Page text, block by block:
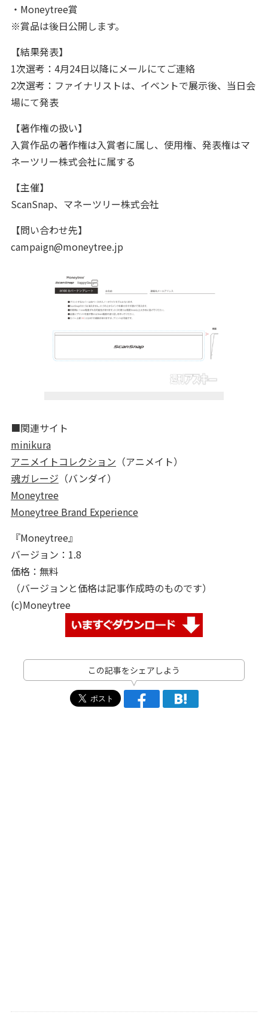
・Moneytree賞
※賞品は後日公開します。
【結果発表】
1次選考：4月24日以降にメールにてご連絡
2次選考：ファイナリストは、イベントで展示後、当日会
場にて発表
【著作権の扱い】
入賞作品の著作権は入賞者に属し、使用権、発表権はマ
ネーツリー株式会社に属する
【主催】
ScanSnap、マネーツリー株式会社
【問い合わせ先】
campaign@moneytree.jp
■関連サイト
minikura
アニメイトコレクション （アニメイト）
魂ガレージ （バンダイ）
Moneytree
Moneytree Brand Experience
『Moneytree』
バージョン：1.8
価格：無料
（バージョンと価格は記事作成時のものです）
(c)Moneytree
この記事をシェアしよう